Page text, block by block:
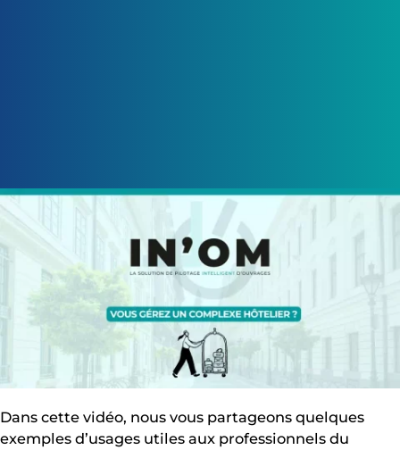
Marie Kieffer – le 10/09/2024l
Découvrez comment In’Om transforme le pilotage de
votre hôtel, du service de chambre à la maintenance
des installations
Dans cette vidéo, nous vous partageons quelques
exemples d’usages utiles aux professionnels du